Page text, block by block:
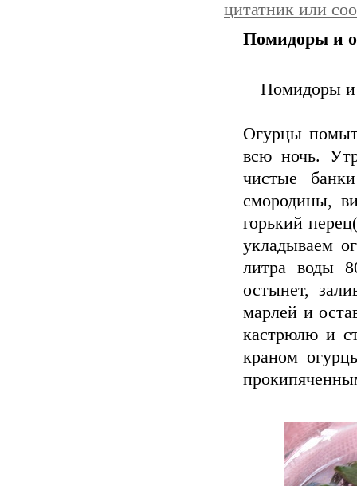
цитатник или
Помидоры и
Помидоры и
Огурцы
всю ночь.
чистые
смородины,
горький
укладываем
литра воды
остынет,
марлей и
кастрюлю и
краном